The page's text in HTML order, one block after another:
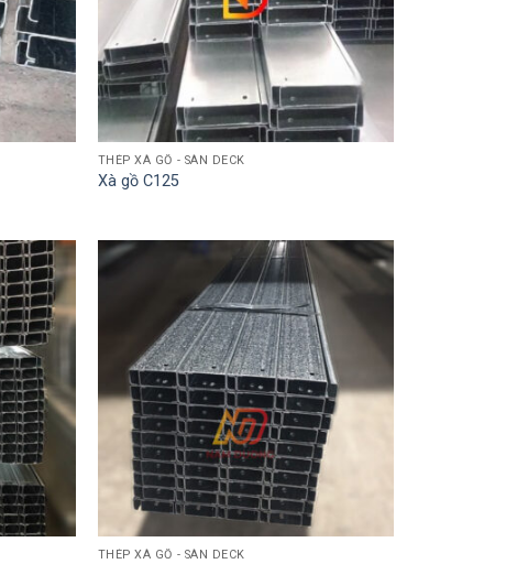
THÉP XÀ GỒ - SÀN DECK
Xà gồ C125
THÉP XÀ GỒ - SÀN DECK